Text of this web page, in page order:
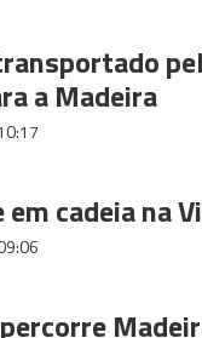
a Madeira
cadeia na